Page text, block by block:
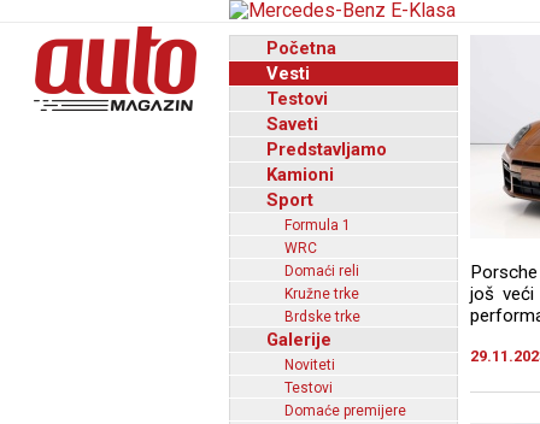
Početna
Vesti
Testovi
Saveti
Predstavljamo
Kamioni
Sport
Formula 1
WRC
Domaći reli
Kružne trke
Brdske trke
Galerije
Noviteti
Testovi
Domaće premijere
još veći